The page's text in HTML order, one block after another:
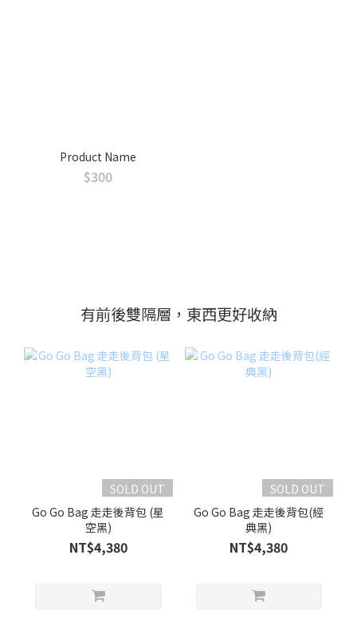
Product Name
$300
有前後雙隔層，東西更好收納
SOLD OUT
Go Go Bag 走走後背包 (星
空黑)
NT$4,380
SOLD OUT
Go Go Bag 走走後背包(經
典黑)
NT$4,380